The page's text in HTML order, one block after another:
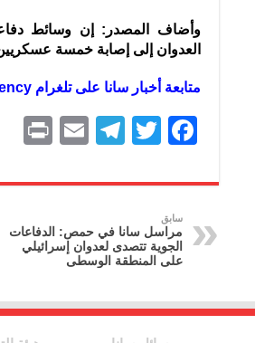
وأضاف المصدر: إن وسائط
العدوان إلى إصابة خمسة
متابعة أخبار سانا على تلغرام https://t.me/SyrianArabNewsAgency
F
c
e
b
o
o
k
T
itt
er
T
e
a
m
E
ai
l
سابق
مراسل سانا في حمص: الدفاعات
الجوية تتصدى لعدوان إسرائيلي
على المنطقة الوسطى